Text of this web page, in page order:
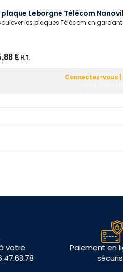
plaque Leborgne Télécom
les plaques Télécom en
€ H.T.
Connectez-vous
votre
Paiement en